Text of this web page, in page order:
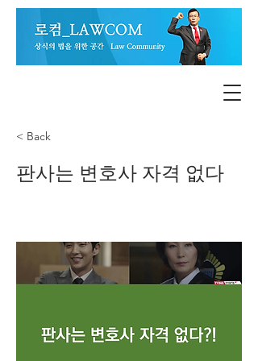
< Back
판사는 변호사 자격 없다